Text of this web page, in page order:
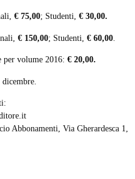
€ 75,00; Studenti, € 30,00.
€ 150,00; Studenti, € 60,00
per volume 2016: € 20,00.
Abbonamenti, Via Gherardesca 1,